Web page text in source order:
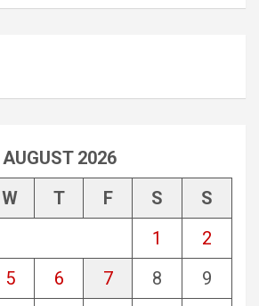
AUGUST 2026
W T F S
S
1
2
5 6 7 8
9